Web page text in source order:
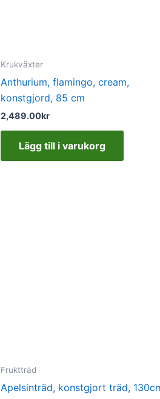
Krukväxter
Anthurium, flamingo, cream,
konstgjord, 85 cm
2,489.00kr
Lägg till i varukorg
Fruktträd
Apelsinträd, konstgjort träd,